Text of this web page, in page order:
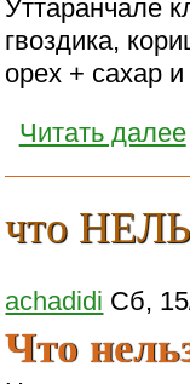
Уттаранчале
гвоздика,
орех + сахар
Читать далее
что
achadidi Сб,
Что